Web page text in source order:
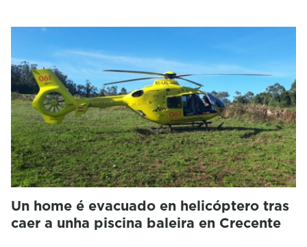
Un home é evacuado en helicóptero tras
caer a unha piscina baleira en Crecente